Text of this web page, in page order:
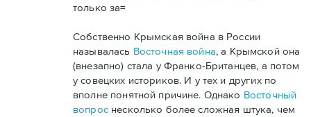
только за=
Собственно Крымская война в России
называлась Восточная война, а Крымской она
(внезапно) стала у Франко-Британцев, а потом
у совецких историков. И у тех и других по
вполне понятной причине. Однако Восточный
вопроснесколько более сложная штука, чем